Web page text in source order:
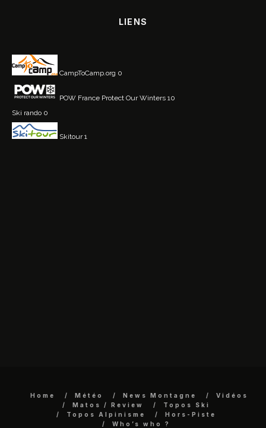
LIENS
CampToCamp.org 0
POW France Protect Our Winters 10
Ski rando 0
Skitour1
Home Météo News Montagne
Vidéos
Matos / Review
Topos Ski
Topos Alpinisme
Hors-Piste
Who’s who ?